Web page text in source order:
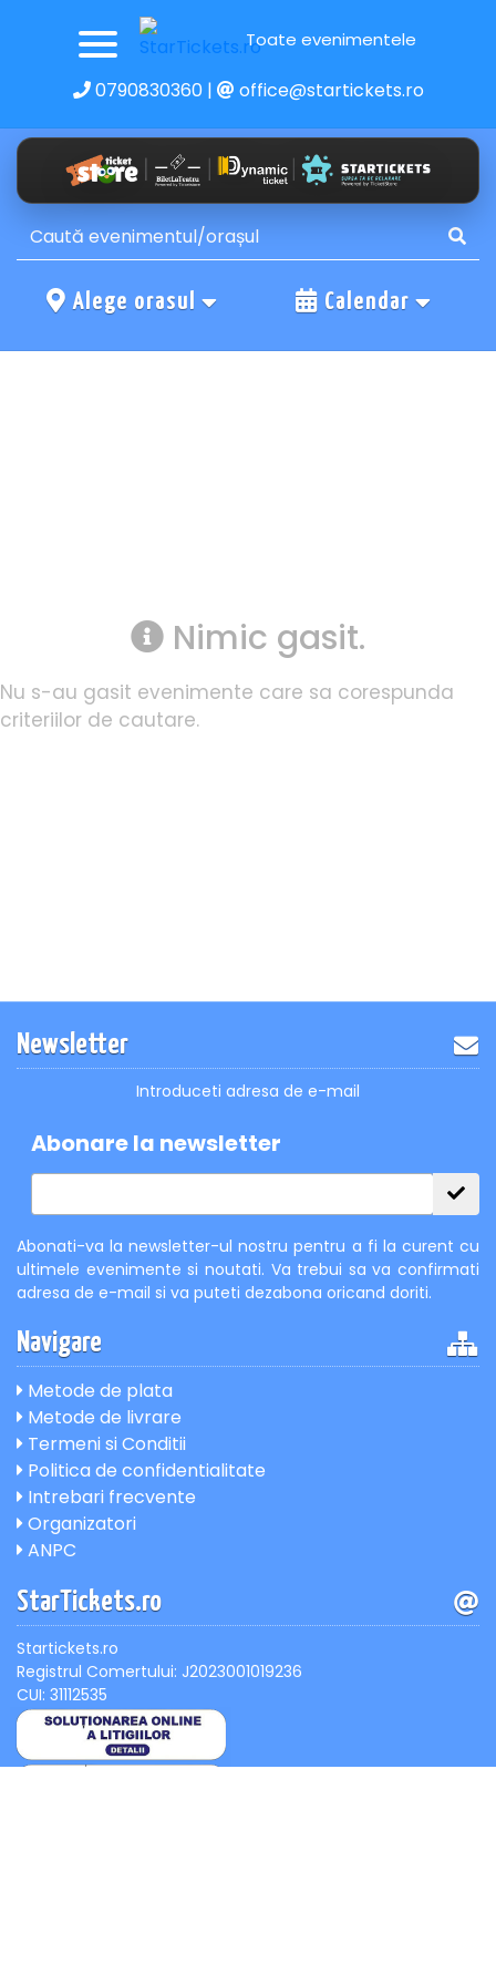
Toate evenimentele
0790830360| office@startickets.ro
Alege orasul Calendar
Nimic gasit.
Nu s-au gasit evenimente care sa corespunda
criteriilor de cautare.
Newsletter
Introduceti adresa de e-mail
Abonare la newsletter
Abonati-va la newsletter-ul nostru pentru a fi la curent cu
ultimele evenimente si noutati. Va trebui sa va confirmati
adresa de e-mail si va puteti dezabona oricand doriti.
Navigare
Metode de plata
Metode de livrare
Termeni si Conditii
Politica de confidentialitate
Intrebari frecvente
Organizatori
ANPC
StarTickets.ro
Startickets.ro
Registrul Comertului: J2023001019236
CUI: 31112535